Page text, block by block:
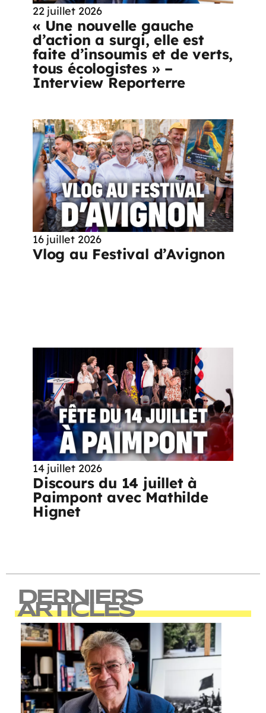
22 juillet 2026
« Une nouvelle gauche
d’action a surgi, elle est
faite d’insoumis et de verts,
tous écologistes » –
Interview Reporterre
16 juillet 2026
Vlog au Festival d’Avignon
14 juillet 2026
Discours du 14 juillet à
Paimpont avec Mathilde
Hignet
DERNIERS
ARTICLES